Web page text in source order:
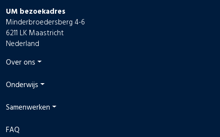
UM bezoekadres
Minderbroedersberg 4-6
6211 LK Maastricht
Nederland
Over ons
Onderwijs
Samenwerken
FAQ